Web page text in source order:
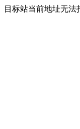
目标站当前地址无法